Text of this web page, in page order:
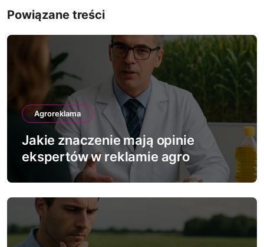
g
a
i
s
u
Powiązane treści
Agroreklama
Jakie znaczenie mają opinie
ekspertów w reklamie agro